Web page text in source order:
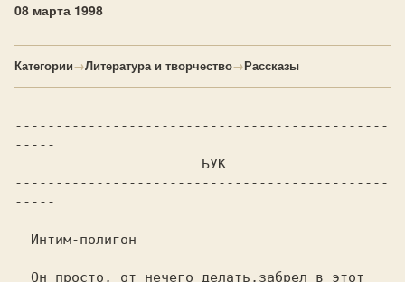
08 марта 1998
Категории→Литература и творчество→Рассказы
----------------------------------------------
-----
----------------------------------------------
-----